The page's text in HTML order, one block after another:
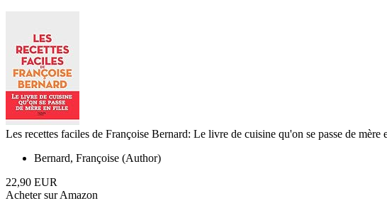
Les recettes faciles de Françoise Bernard: Le livre de cuisine qu'on se passe de mère
Bernard, Françoise (Author)
22,90 EUR
Acheter sur Amazon